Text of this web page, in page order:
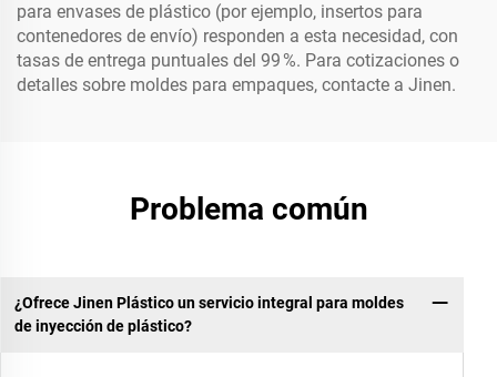
para envases de plástico (por ejemplo, insertos para
contenedores de envío) responden a esta necesidad, con
tasas de entrega puntuales del 99 %. Para cotizaciones o
detalles sobre moldes para empaques, contacte a Jinen.
Problema común
¿Ofrece Jinen Plástico un servicio integral para moldes
de inyección de plástico?